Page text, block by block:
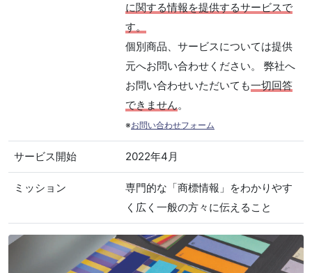
に関する情報を提供するサービスで
す。
個別商品、サービスについては提供
元へお問い合わせください。 弊社へ
お問い合わせいただいても一切回答
できません。
※お問い合わせフォーム
サービス開始 2022年4月
ミッション
専門的な「商標情報」をわかりやす
く広く一般の方々に伝えること